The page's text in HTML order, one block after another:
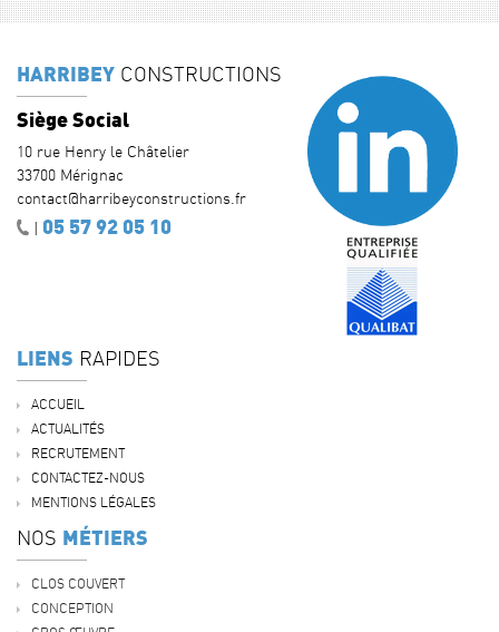
HARRIBEY CONSTRUCTIONS
Siège Social
10 rue Henry le Châtelier
33700 Mérignac
contact@harribeyconstructions.fr
| 05 57 92 05 10
LIENS RAPIDES
ACCUEIL
ACTUALITÉS
RECRUTEMENT
CONTACTEZ-NOUS
MENTIONS LÉGALES
NOS MÉTIERS
CLOS COUVERT
CONCEPTION